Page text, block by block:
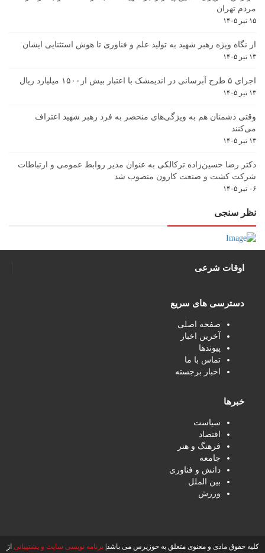
مردم تهران
۱۵ تیر ۱۴۰۵
از نگاه ویژه رهبر شهید به تولید علم و فناوری تا هوش استثنایی ایشان
۱۳ تیر ۱۴۰۵
اجرای ۵ طرح آبرسانی در اندیمشک با اعتبار بیش از۱۵۰۰ میلیارد ریال
۱۳ تیر ۱۴۰۵
وقتی دشمنان هم به ویژگی‌های منحصر به فرد رهبر شهید اعتراف
می‌کنند
۱۳ تیر ۱۴۰۵
دکتر رضا حسین‌زاده ترکالکی به عنوان مدیر روابط عمومی و ارتباطات
شرکت کشت و صنعت کارون منصوب شد
۰۶ تیر ۱۴۰۵
نظر سنجی
اوقات شرعی
دسترسی های سریع
صفحه اصلی
آخرین اخبار
پیوندها
تماس با ما
اخبار برجسته
خبرها
سیاست
اقتصاد
فرهنگ و هنر
جامعه
دانش و فناوری
بین الملل
ورزش
کلیه حقوق مادی و معنوی متعلق به خوزپرس می باشد|برنامه نویسی سایت و پشتیبانی از